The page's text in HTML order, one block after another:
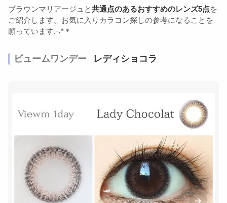
ブラウンマリアージュと共通点のあるおすすめのレンズ5点を
ご紹介します。お気に入りカラコン探しの参考になることを
願っています.·˖*＊
ビュームワンデー レディショコラ